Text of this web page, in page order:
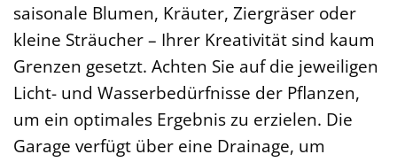
saisonale Blumen, Kräuter, Ziergräser oder
kleine Sträucher – Ihrer Kreativität sind kaum
Grenzen gesetzt. Achten Sie auf die jeweiligen
Licht- und Wasserbedürfnisse der Pflanzen,
um ein optimales Ergebnis zu erzielen. Die
Garage verfügt über eine Drainage, um